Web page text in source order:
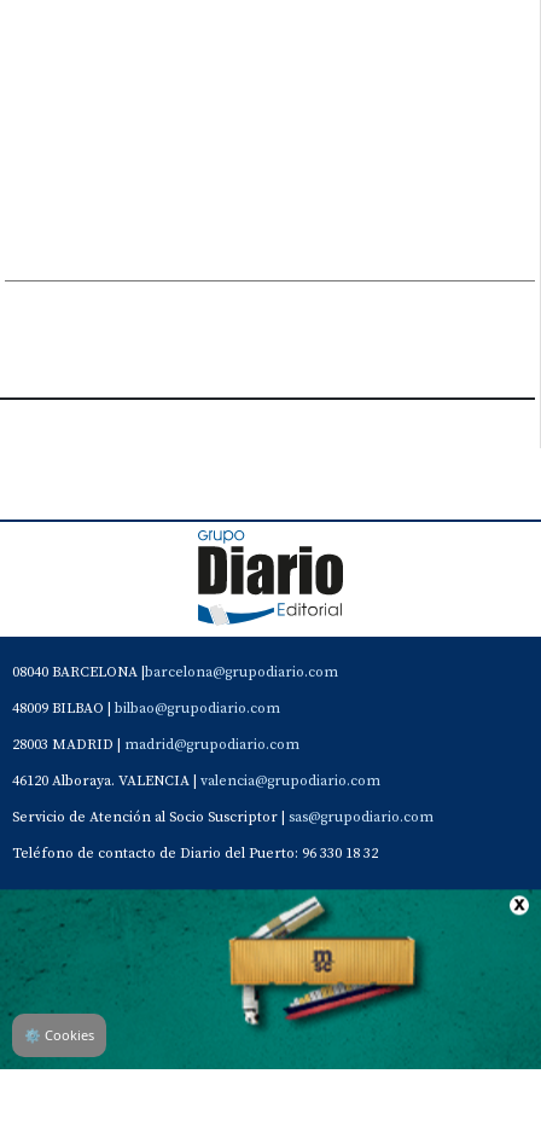
08040 BARCELONA | barcelona@grupodiario.com
48009 BILBAO | bilbao@grupodiario.com
28003 MADRID | madrid@grupodiario.com
46120 Alboraya. VALENCIA | valencia@grupodiario.com
Servicio de Atención al Socio Suscriptor | sas@grupodiario.com
Teléfono de contacto de Diario del Puerto: 96 330 18 32
Contacto Aviso Legal Quiénes somos Política de privacidad
⚙ Cookies